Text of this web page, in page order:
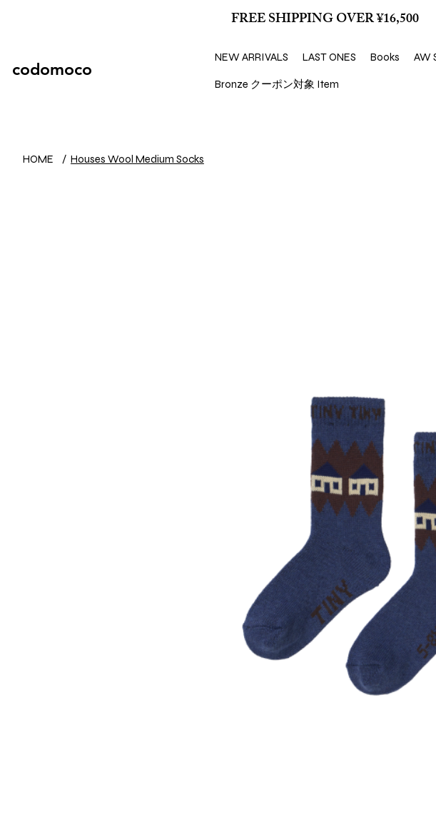
FREE SHIPPING OVER ¥16,500
codomoco
NEW ARRIVALS LAST ONES Books AW
Bronze クーポン対象 Item
HOME / Houses Wool Medium Socks